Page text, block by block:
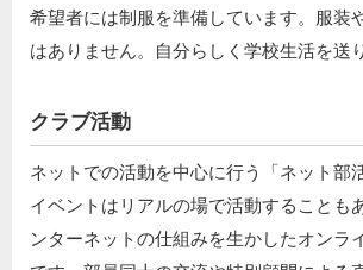
希望者には制服を準備しています。服装
はありません。自分らしく学校生活を送
クラブ活動
ネットでの活動を中心に行う「ネット部
イベントはリアルの場で活動することも
ンターネットの仕組みを生かしたオンラ